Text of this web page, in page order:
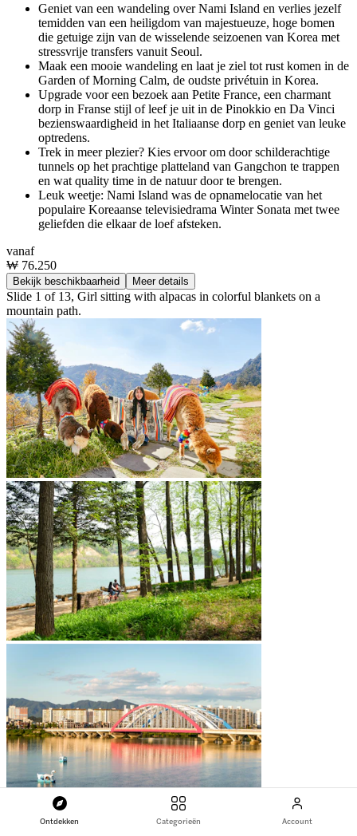
Ontdekken Categorieën Account
Geniet van een wandeling over Nami Island en verlies jezelf
temidden van een heiligdom van majestueuze, hoge bomen
die getuige zijn van de wisselende seizoenen van Korea met
stressvrije transfers vanuit Seoul.
Maak een mooie wandeling en laat je ziel tot rust komen in de
Garden of Morning Calm, de oudste privétuin in Korea.
Upgrade voor een bezoek aan Petite France, een charmant
dorp in Franse stijl of leef je uit in de Pinokkio en Da Vinci
bezienswaardigheid in het Italiaanse dorp en geniet van leuke
optredens.
Trek in meer plezier? Kies ervoor om door schilderachtige
tunnels op het prachtige platteland van Gangchon te trappen
en wat quality time in de natuur door te brengen.
Leuk weetje: Nami Island was de opnamelocatie van het
populaire Koreaanse televisiedrama Winter Sonata met twee
geliefden die elkaar de loef afsteken.
vanaf
₩ 76.250
Bekijk beschikbaarheid Meer details
Slide 1 of 13, Girl sitting with alpacas in colorful blankets on a
mountain path.